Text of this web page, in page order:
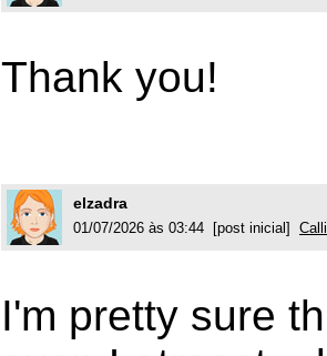
Thank you!
elzadra
01/07/2026 às 03:44 [post inicial]
I'm pretty sure